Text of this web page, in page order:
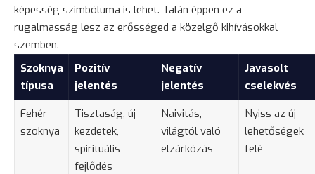
képesség szimbóluma is lehet. Talán éppen ez a
rugalmasság lesz az erősséged a közelgő kihívásokkal
szemben.
Szoknya
típusa
Pozitív
jelentés
Negatív
jelentés
Javasolt
cselekvés
Fehér
szoknya
Tisztaság, új
kezdetek,
spirituális
fejlődés
Naivitás,
világtól való
elzárkózás
Nyiss az új
lehetőségek
felé